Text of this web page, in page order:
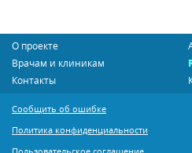
О проекте
Врачам и клиникам
Контакты
Сообщить об ошибке
Политика конфиденциальности